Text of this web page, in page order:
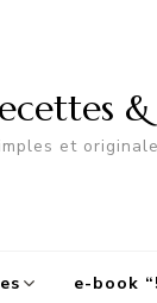
et
e-book